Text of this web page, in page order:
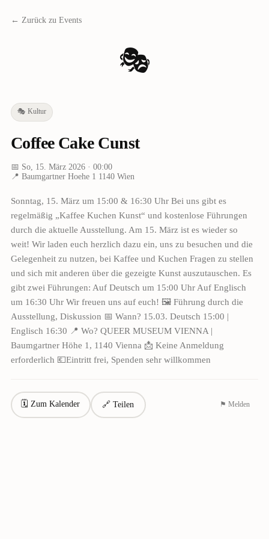
← Zurück zu Events
🎭
🎭 Kultur
Coffee Cake Cunst
📅 So, 15. März 2026· 00:00
📍 Baumgartner Hoehe 1 1140 Wien
Sonntag, 15. März um 15:00 & 16:30 Uhr Bei uns gibt es
regelmäßig „Kaffee Kuchen Kunst“ und kostenlose Führungen
durch die aktuelle Ausstellung. Am 15. März ist es wieder so
weit! Wir laden euch herzlich dazu ein, uns zu besuchen und die
Gelegenheit zu nutzen, bei Kaffee und Kuchen Fragen zu stellen
und sich mit anderen über die gezeigte Kunst auszutauschen. Es
gibt zwei Führungen: Auf Deutsch um 15:00 Uhr Auf Englisch
um 16:30 Uhr Wir freuen uns auf euch! 🖼️ Führung durch die
Ausstellung, Diskussion 📅 Wann? 15.03. Deutsch 15:00 |
Englisch 16:30 📍 Wo? QUEER MUSEUM VIENNA |
Baumgartner Höhe 1, 1140 Vienna 📩 Keine Anmeldung
erforderlich 💶Eintritt frei, Spenden sehr willkommen
🗓 Zum Kalender 🔗 Teilen ⚑ Melden